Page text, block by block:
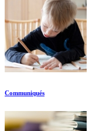
Communiqués